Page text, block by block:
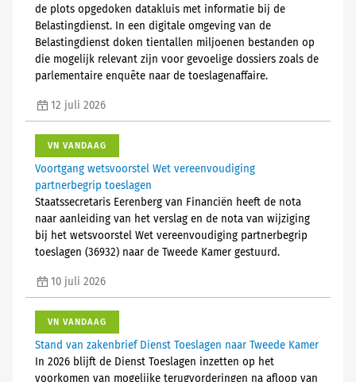
de plots opgedoken datakluis met informatie bij de
Belastingdienst. In een digitale omgeving van de
Belastingdienst doken tientallen miljoenen bestanden op
die mogelijk relevant zijn voor gevoelige dossiers zoals de
parlementaire enquête naar de toeslagenaffaire.
12 juli 2026
VN VANDAAG
Voortgang wetsvoorstel Wet vereenvoudiging
partnerbegrip toeslagen
Staatssecretaris Eerenberg van Financiën heeft de nota
naar aanleiding van het verslag en de nota van wijziging
bij het wetsvoorstel Wet vereenvoudiging partnerbegrip
toeslagen (36932) naar de Tweede Kamer gestuurd.
10 juli 2026
VN VANDAAG
Stand van zakenbrief Dienst Toeslagen naar Tweede Kamer
In 2026 blijft de Dienst Toeslagen inzetten op het
voorkomen van mogelijke terugvorderingen na afloop van